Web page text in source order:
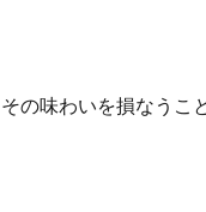
の味わいを損なうこ